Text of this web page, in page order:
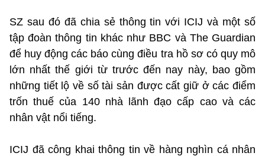
SZ sau đó đã chia sẻ thông tin với ICIJ và một số
tập đoàn thông tin khác như BBC và The Guardian
để huy động các báo cùng điều tra hồ sơ có quy mô
lớn nhất thế giới từ trước đến nay này, bao gồm
những tiết lộ về số tài sản được cất giữ ở các điểm
trốn thuế của 140 nhà lãnh đạo cấp cao và các
nhân vật nổi tiếng.
ICIJ đã công khai thông tin về hàng nghìn cá nhân